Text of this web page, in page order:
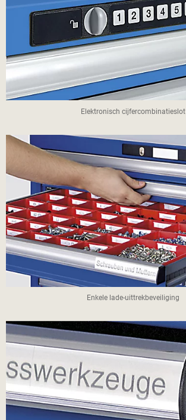
Elektronisch cijfercombinatieslot
Enkele lade-uittrekbeveiliging